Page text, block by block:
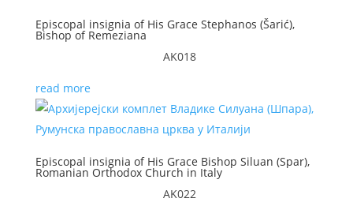
Episcopal insignia of His Grace Stephanos (Šarić),
Bishop of Remeziana
AK018
read more
Episcopal insignia of His Grace Bishop Siluan (Spar),
Romanian Orthodox Church in Italy
AK022